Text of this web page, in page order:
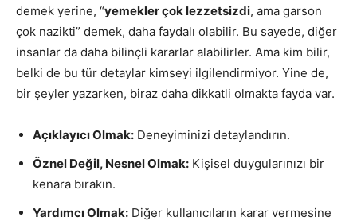
demek yerine, “yemekler çok lezzetsizdi, ama garson
çok nazikti” demek, daha faydalı olabilir. Bu sayede, diğer
insanlar da daha bilinçli kararlar alabilirler. Ama kim bilir,
belki de bu tür detaylar kimseyi ilgilendirmiyor. Yine de,
bir şeyler yazarken, biraz daha dikkatli olmakta fayda var.
Açıklayıcı Olmak: Deneyiminizi detaylandırın.
Öznel Değil, Nesnel Olmak: Kişisel duygularınızı bir
kenara bırakın.
Yardımcı Olmak: Diğer kullanıcıların karar vermesine